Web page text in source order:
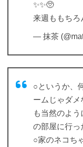
✨✨🥺
来週ももちろ
— 抹茶
○というか、
ームじゃダ
も当然のよ
の部屋に行っ
○家のネコち